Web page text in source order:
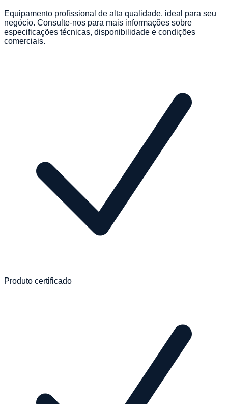
Equipamento profissional de alta qualidade, ideal para seu
negócio. Consulte-nos para mais informações sobre
especificações técnicas, disponibilidade e condições
comerciais.
Produto certificado